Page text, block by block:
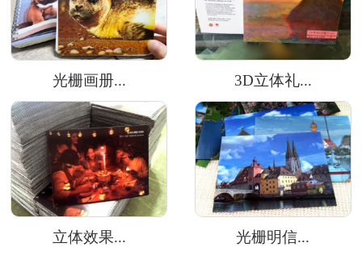
光栅画册... 3D立体礼...
立体效果... 光栅明信...